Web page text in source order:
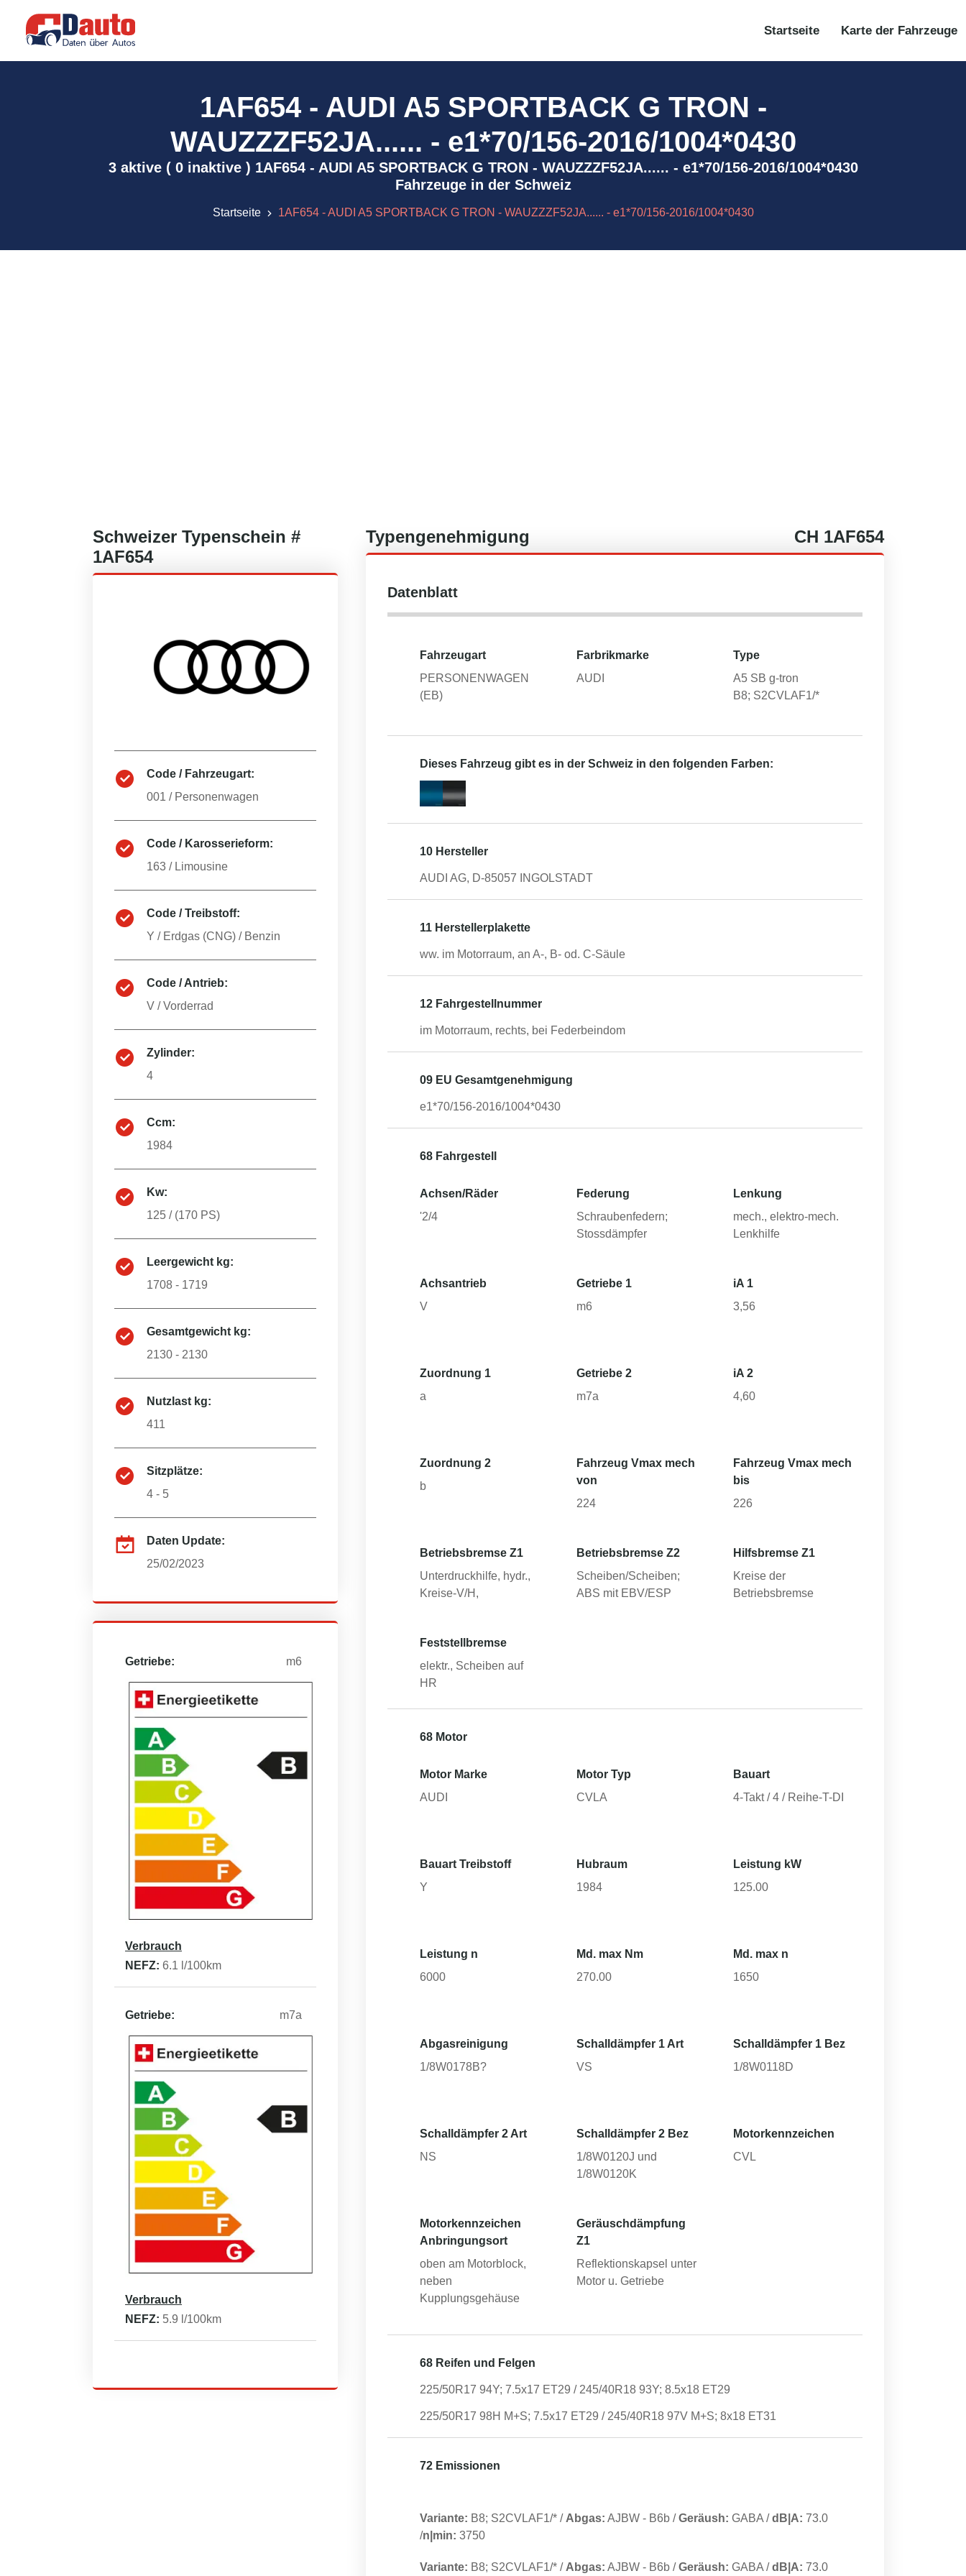
Startseite Karte der Fahrzeuge
1AF654 - AUDI A5 SPORTBACK G TRON -
WAUZZZF52JA...... - e1*70/156-2016/1004*0430
3 aktive ( 0 inaktive ) 1AF654 - AUDI A5 SPORTBACK G TRON - WAUZZZF52JA...... - e1*70/156-2016/1004*0430
Fahrzeuge in der Schweiz
Startseite 1AF654 - AUDI A5 SPORTBACK G TRON - WAUZZZF52JA...... - e1*70/156-2016/1004*0430
Schweizer Typenschein #
1AF654
Code / Fahrzeugart:
001 / Personenwagen
Code / Karosserieform:
163 / Limousine
Code / Treibstoff:
Y / Erdgas (CNG) / Benzin
Code / Antrieb:
V /Vorderrad
Zylinder:
4
Ccm:
1984
Kw:
125 / (170 PS)
Leergewicht kg:
1708 - 1719
Gesamtgewicht kg:
2130 - 2130
Nutzlast kg:
411
Sitzplätze:
4 - 5
Daten Update:
25/02/2023
Getriebe: m6
Verbrauch
NEFZ: 6.1 l/100km
Getriebe: m7a
Verbrauch
NEFZ: 5.9 l/100km
Typengenehmigung CH 1AF654
Datenblatt
Fahrzeugart
PERSONENWAGEN
(EB)
Farbrikmarke
AUDI
Type
A5 SB g-tron
B8; S2CVLAF1/*
Dieses Fahrzeug gibt es in der Schweiz in den folgenden Farben:
10 Hersteller
AUDI AG, D-85057 INGOLSTADT
11 Herstellerplakette
ww. im Motorraum, an A-, B- od. C-Säule
12 Fahrgestellnummer
im Motorraum, rechts, bei Federbeindom
09 EU Gesamtgenehmigung
e1*70/156-2016/1004*0430
68 Fahrgestell
Achsen/Räder
'2/4
Federung
Schraubenfedern;
Stossdämpfer
Lenkung
mech., elektro-mech.
Lenkhilfe
Achsantrieb
V
Getriebe 1
m6
iA 1
3,56
Zuordnung 1
a
Getriebe 2
m7a
iA 2
4,60
Zuordnung 2
b
Fahrzeug Vmax mech
von
224
Fahrzeug Vmax mech
bis
226
Betriebsbremse Z1
Unterdruckhilfe, hydr.,
Kreise-V/H,
Betriebsbremse Z2
Scheiben/Scheiben;
ABS mit EBV/ESP
Hilfsbremse Z1
Kreise der
Betriebsbremse
Feststellbremse
elektr., Scheiben auf
HR
68 Motor
Motor Marke
AUDI
Motor Typ
CVLA
Bauart
4-Takt / 4 / Reihe-T-DI
Bauart Treibstoff
Y
Hubraum
1984
Leistung kW
125.00
Leistung n
6000
Md. max Nm
270.00
Md. max n
1650
Abgasreinigung
1/8W0178B?
Schalldämpfer 1 Art
VS
Schalldämpfer 1 Bez
1/8W0118D
Schalldämpfer 2 Art
NS
Schalldämpfer 2 Bez
1/8W0120J und
1/8W0120K
Motorkennzeichen
CVL
Motorkennzeichen
Anbringungsort
oben am Motorblock,
neben
Kupplungsgehäuse
Geräuschdämpfung
Z1
Reflektionskapsel unter
Motor u. Getriebe
68 Reifen und Felgen
225/50R17 94Y; 7.5x17 ET29 / 245/40R18 93Y; 8.5x18 ET29
225/50R17 98H M+S; 7.5x17 ET29 / 245/40R18 97V M+S; 8x18 ET31
72 Emissionen
Variante: B8; S2CVLAF1/* / Abgas: AJBW - B6b /Geräush: GABA /dB|A: 73.0
/n|min: 3750
Variante: B8; S2CVLAF1/* / Abgas: AJBW - B6b /Geräush: GABA /dB|A: 73.0